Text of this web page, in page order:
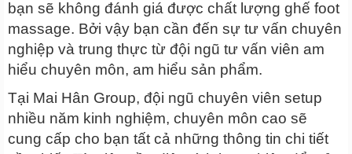
bạn sẽ không đánh giá được chất lượng ghế foot
massage. Bởi vậy bạn cần đến sự tư vấn chuyên
nghiệp và trung thực từ đội ngũ tư vấn viên am
hiểu chuyên môn, am hiểu sản phẩm.
Tại Mai Hân Group, đội ngũ chuyên viên setup
nhiều năm kinh nghiệm, chuyên môn cao sẽ
cung cấp cho bạn tất cả những thông tin chi tiết